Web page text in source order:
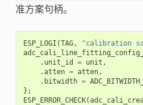
准方案句柄。
ESP_LOGI (TAG, "calibration
. unit_id = unit ,
.atten = atten,
. bitwidth =
};
ESP_ERROR_CHECK(